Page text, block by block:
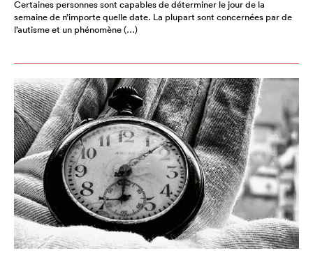
Certaines personnes sont capables de déterminer le jour de la
semaine de n’importe quelle date. La plupart sont concernées par de
l’autisme et un phénomène (…)